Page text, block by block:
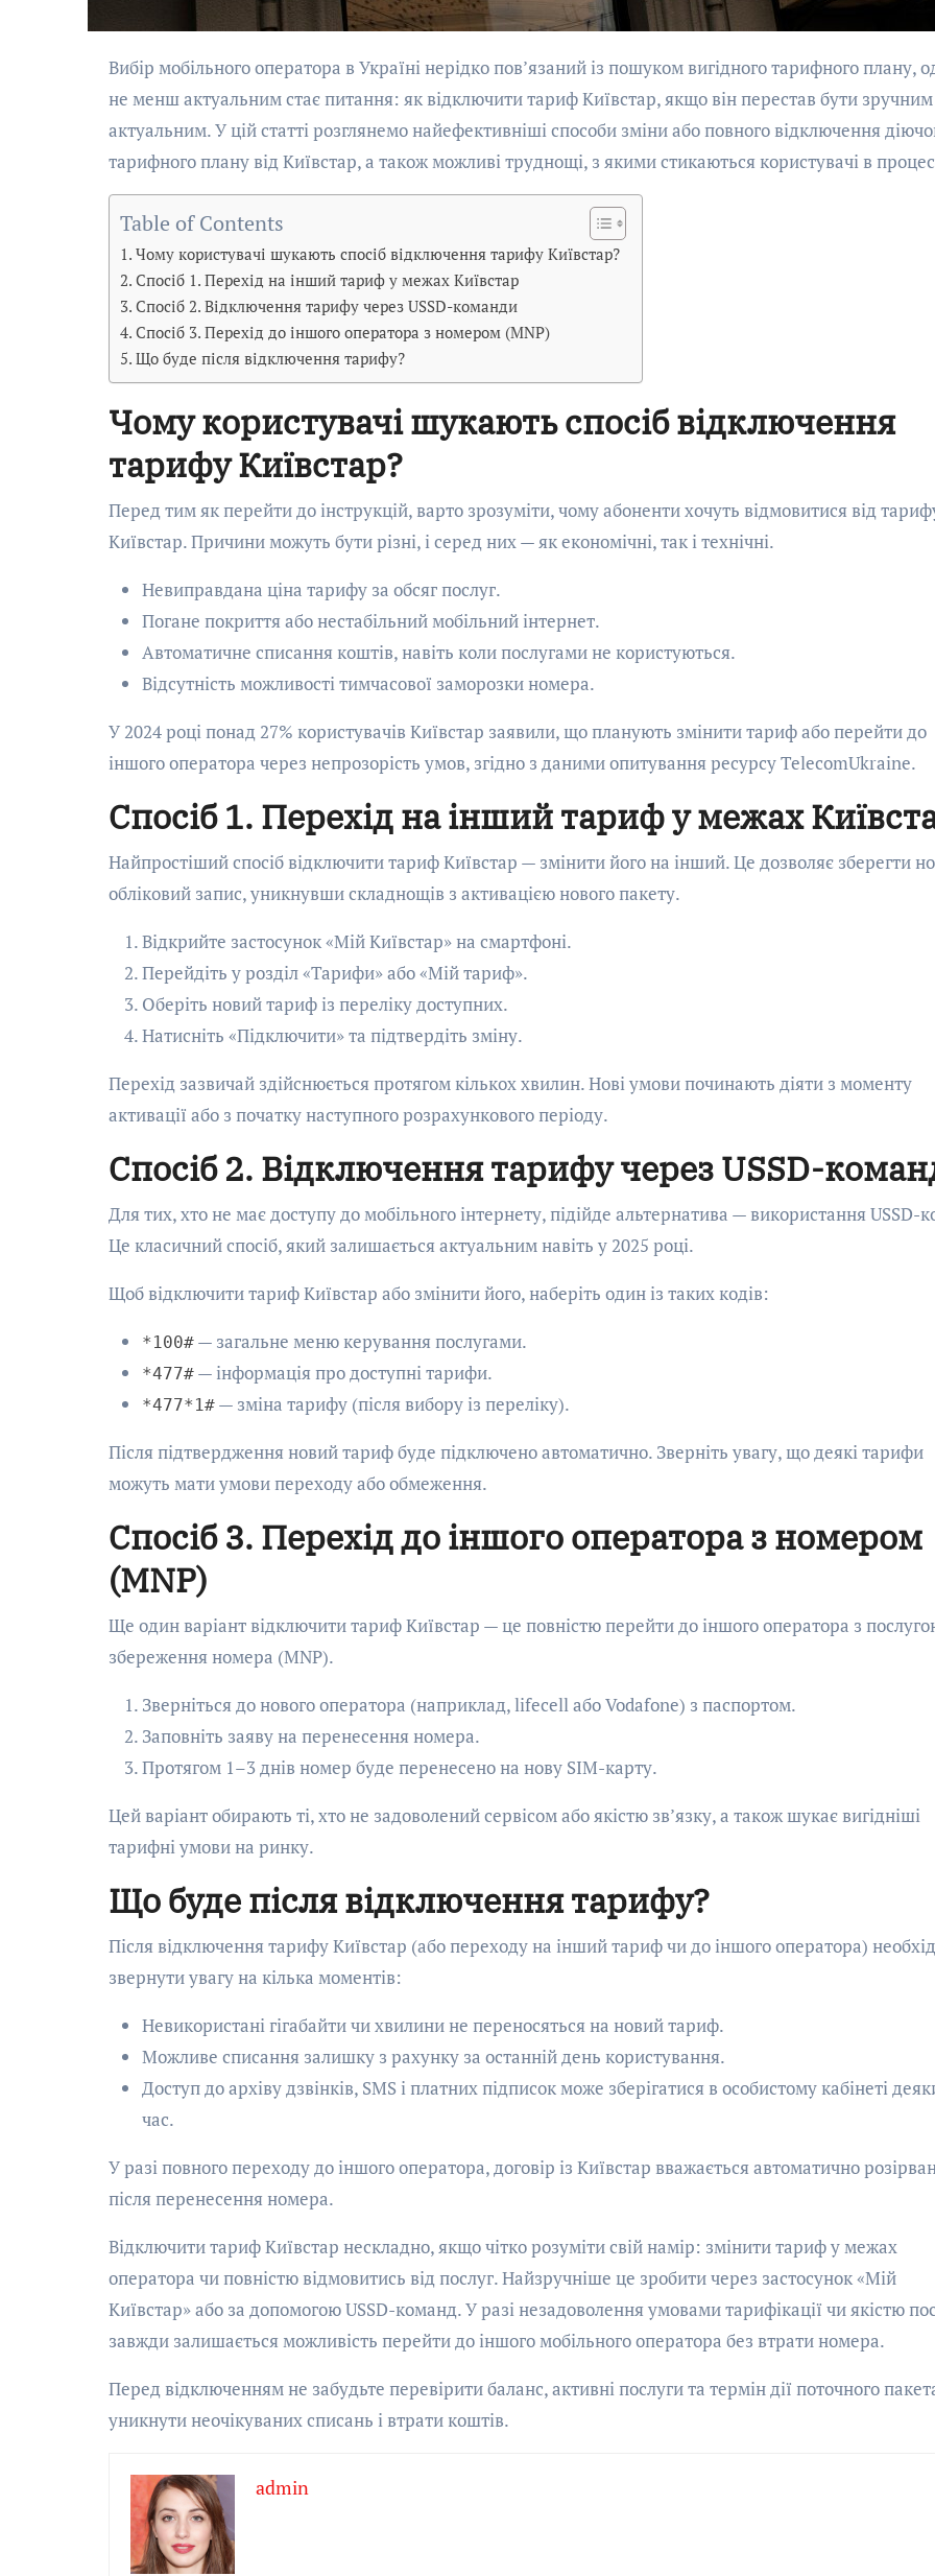
Вибір мобільного оператора в Україні нерідко пов’язаний із пошуком вигідного тарифного плану, однак
не менш актуальним стає питання: як відключити тариф Київстар, якщо він перестав бути
актуальним. У цій статті розглянемо найефективніші способи зміни або повного відключення
тарифного плану від Київстар, а також можливі труднощі, з якими стикаються користувачі в
Table of Contents
Чому користувачі шукають спосіб відключення тарифу Київстар?
Спосіб 1. Перехід на інший тариф у межах Київстар
Спосіб 2. Відключення тарифу через USSD-команди
Спосіб 3. Перехід до іншого оператора з номером (MNP)
Що буде після відключення тарифу?
Чому користувачі шукають спосіб відключення
тарифу Київстар?
Перед тим як перейти до інструкцій, варто зрозуміти, чому абоненти хочуть відмовитися від
Київстар. Причини можуть бути різні, і серед них — як економічні, так і технічні.
Невиправдана ціна тарифу за обсяг послуг.
Погане покриття або нестабільний мобільний інтернет.
Автоматичне списання коштів, навіть коли послугами не користуються.
Відсутність можливості тимчасової заморозки номера.
У 2024 році понад 27% користувачів Київстар заявили, що планують змінити тариф або перейти до
іншого оператора через непрозорість умов, згідно з даними опитування ресурсу TelecomUkraine.
Спосіб 1. Перехід на інший тариф у межах
Найпростіший спосіб відключити тариф Київстар — змінити його на інший. Це дозволяє зберегти
обліковий запис, уникнувши складнощів з активацією нового пакету.
Відкрийте застосунок «Мій Київстар» на смартфоні.
Перейдіть у розділ «Тарифи» або «Мій тариф».
Оберіть новий тариф із переліку доступних.
Натисніть «Підключити» та підтвердіть зміну.
Перехід зазвичай здійснюється протягом кількох хвилин. Нові умови починають діяти з моменту
активації або з початку наступного розрахункового періоду.
Спосіб 2. Відключення тарифу через USSD-
Для тих, хто не має доступу до мобільного інтернету, підійде альтернатива — використання USSD-
Це класичний спосіб, який залишається актуальним навіть у 2025 році.
Щоб відключити тариф Київстар або змінити його, наберіть один із таких кодів:
*100# — загальне меню керування послугами.
*477# — інформація про доступні тарифи.
*477*1# — зміна тарифу (після вибору із переліку).
Після підтвердження новий тариф буде підключено автоматично. Зверніть увагу, що деякі тарифи
можуть мати умови переходу або обмеження.
Спосіб 3. Перехід до іншого оператора з номером
(MNP)
Ще один варіант відключити тариф Київстар — це повністю перейти до іншого оператора з
збереження номера (MNP).
Зверніться до нового оператора (наприклад, lifecell або Vodafone) з паспортом.
Заповніть заяву на перенесення номера.
Протягом 1–3 днів номер буде перенесено на нову SIM-карту.
Цей варіант обирають ті, хто не задоволений сервісом або якістю зв’язку, а також шукає вигідніші
тарифні умови на ринку.
Що буде після відключення тарифу?
Після відключення тарифу Київстар (або переходу на інший тариф чи до іншого оператора)
звернути увагу на кілька моментів:
Невикористані гігабайти чи хвилини не переносяться на новий тариф.
Можливе списання залишку з рахунку за останній день користування.
Доступ до архіву дзвінків, SMS і платних підписок може зберігатися в особистому кабінеті
час.
У разі повного переходу до іншого оператора, договір із Київстар вважається автоматично
після перенесення номера.
Відключити тариф Київстар нескладно, якщо чітко розуміти свій намір: змінити тариф у межах
оператора чи повністю відмовитись від послуг. Найзручніше це зробити через застосунок «Мій
Київстар» або за допомогою USSD-команд. У разі незадоволення умовами тарифікації чи якістю
завжди залишається можливість перейти до іншого мобільного оператора без втрати номера.
Перед відключенням не забудьте перевірити баланс, активні послуги та термін дії поточного
уникнути неочікуваних списань і втрати коштів.
admin